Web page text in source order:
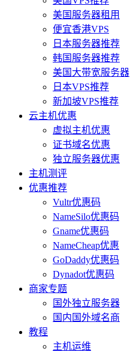
美国服务器租用
便宜香港VPS
日本服务器推荐
韩国服务器推荐
美国大带宽服务器
日本VPS推荐
新加坡VPS推荐
云主机优惠
虚拟主机优惠
证书域名优惠
独立服务器优惠
主机测评
优惠推荐
Vultr优惠码
NameSilo优惠码
Gname优惠码
NameCheap优惠
GoDaddy优惠码
Dynadot优惠码
商家专题
国外独立服务器
国内国外域名商
教程
主机运维